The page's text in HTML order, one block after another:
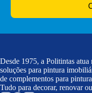
Desde 1975, a Politintas atua
soluções para pintura
de complementos para
Tudo para decorar, renovar